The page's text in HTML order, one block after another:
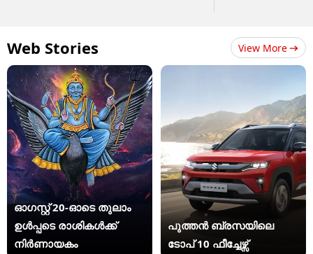
Web Stories View More
ഓഗസ്റ്റ് 20-ഓടെ തുലാം
ഉൾപ്പടെ രാശികൾക്ക്
നിർണായകം
പുത്തൻ ബ്രസയിലെ
ടോപ് 10 ഫീച്ചേഴ്സ്